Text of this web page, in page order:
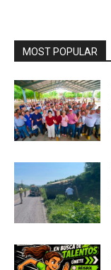
MOST POPULAR